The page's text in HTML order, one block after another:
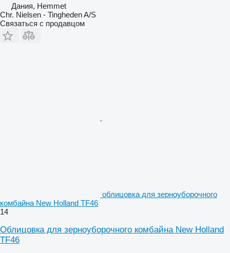
Дания, Hemmet
Chr. Nielsen - Tingheden A/S
Связаться с продавцом
облицовка для зерноуборочного
комбайна New Holland TF46
14
Облицовка для зерноуборочного комбайна New Holland
TF46